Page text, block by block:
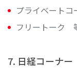
プライベートコ
フリートーク
7. 日経コーナー